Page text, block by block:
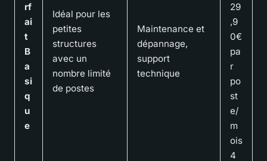
rf
ai
t
B
a
si
q
u
e
Idéal pour les
petites
structures
avec un
nombre limité
de postes
Maintenance et
dépannage,
support
technique
29
,9
0€
pa
r
po
st
e/
m
ois
4